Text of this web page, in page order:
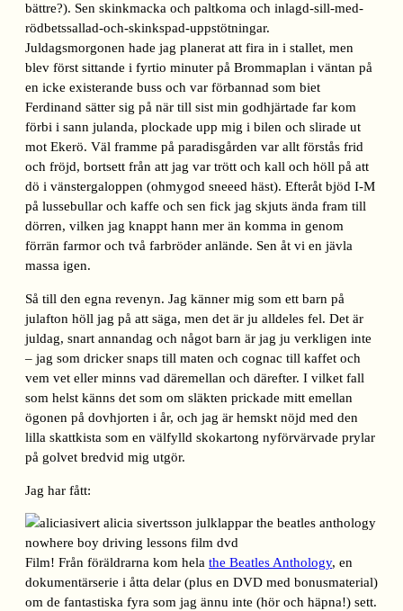
bättre?). Sen skinkmacka och paltkoma och inlagd-sill-med-
rödbetssallad-och-skinkspad-uppstötningar.
Juldagsmorgonen hade jag planerat att fira in i stallet, men
blev först sittande i fyrtio minuter på Brommaplan i väntan på
en icke existerande buss och var förbannad som biet
Ferdinand sätter sig på när till sist min godhjärtade far kom
förbi i sann julanda, plockade upp mig i bilen och slirade ut
mot Ekerö. Väl framme på paradisgården var allt förstås frid
och fröjd, bortsett från att jag var trött och kall och höll på att
dö i vänstergaloppen (ohmygod sneeed häst). Efteråt bjöd I-M
på lussebullar och kaffe och sen fick jag skjuts ända fram till
dörren, vilken jag knappt hann mer än komma in genom
förrän farmor och två farbröder anlände. Sen åt vi en jävla
massa igen.
Så till den egna revenyn. Jag känner mig som ett barn på
julafton höll jag på att säga, men det är ju alldeles fel. Det är
juldag, snart annandag och något barn är jag ju verkligen inte
– jag som dricker snaps till maten och cognac till kaffet och
vem vet eller minns vad däremellan och därefter. I vilket fall
som helst känns det som om släkten prickade mitt emellan
ögonen på dovhjorten i år, och jag är hemskt nöjd med den
lilla skattkista som en välfylld skokartong nyförvärvade prylar
på golvet bredvid mig utgör.
Jag har fått:
Film! Från föräldrarna kom hela the Beatles Anthology, en
dokumentärserie i åtta delar (plus en DVD med bonusmaterial)
om de fantastiska fyra som jag ännu inte (hör och häpna!) sett.